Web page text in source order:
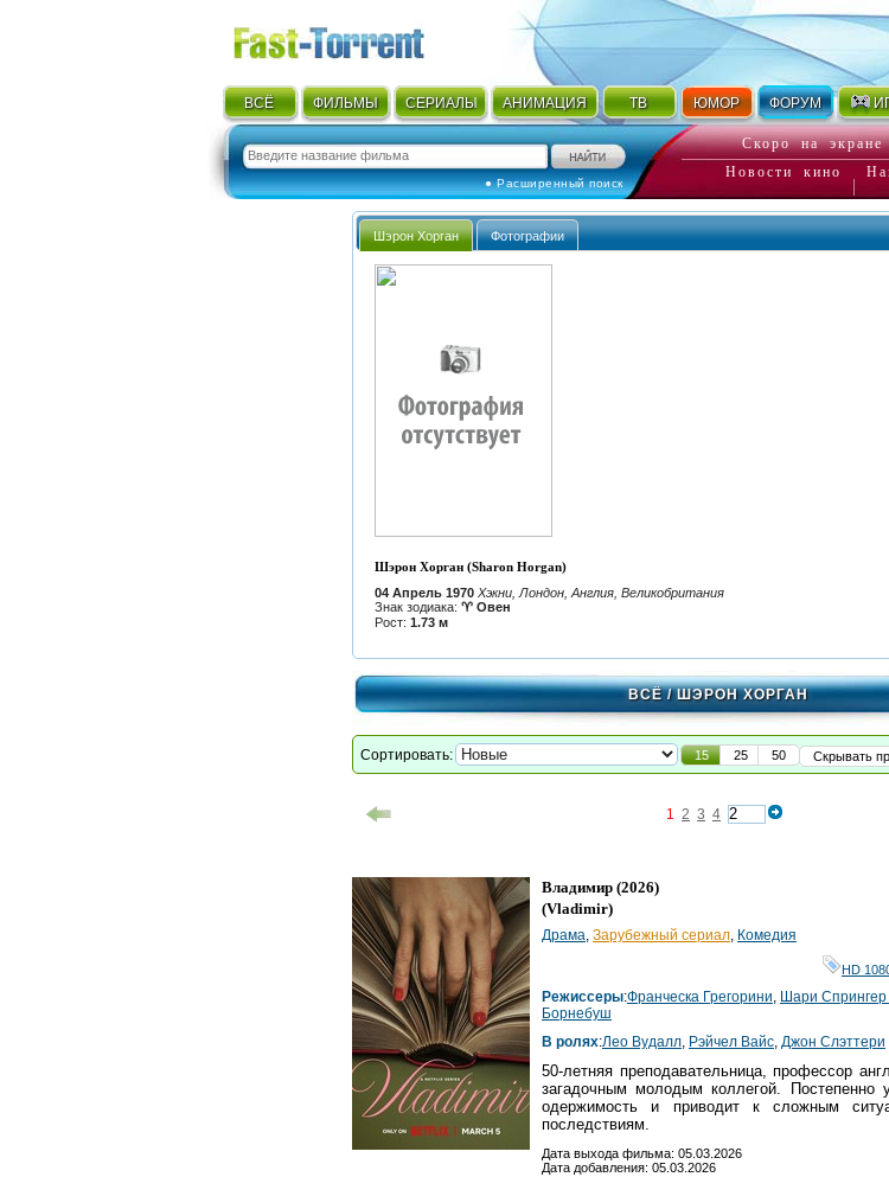
ВСЁ ФИЛЬМЫ СЕРИАЛЫ АНИМАЦИЯ ТВ ЮМОР ФОРУМ
● Расширенный поиск
Скоро на экране
Новости кино
Шэрон Хорган Фотографии
Шэрон Хорган (Sharon Horgan)
04 Апрель 1970 Хэкни, Лондон, Англия, Великобритания
Знак зодиака: ♈ Овен
Рост: 1.73 м
ВСЁ/ ШЭРОН ХОРГАН
Сортировать: 15 25 50 Скрывать
1 2 3 4
Владимир (2026)
(Vladimir)
Драма, Зарубежный сериал, Комедия
HD
Режиссеры:Франческа Грегорини, Шари
Борнебуш
В ролях:Лео Вудалл, Рэйчел Вайс, Джон Слэттери
50-летняя преподавательница, профессор
загадочным молодым коллегой. Постепенно
одержимость и приводит к сложным
последствиям.
Дата выхода фильма: 05.03.2026
Дата добавления: 05.03.2026